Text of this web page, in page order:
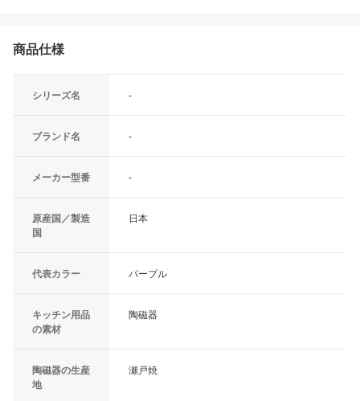
商品仕様
シリーズ名 -
ブランド名 -
メーカー型番 -
原産国／製造
国
日本
代表カラー パープル
キッチン用品
の素材
陶磁器
陶磁器の生産
地
瀬戸焼